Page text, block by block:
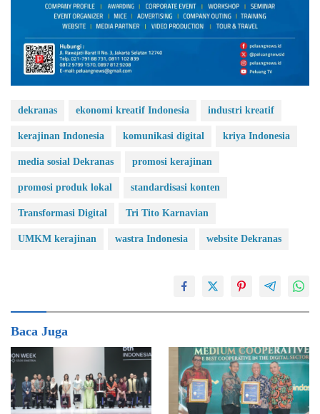
dekranas ekonomi kreatif Indonesia industri kreatif
kerajinan Indonesia komunikasi digital kriya Indonesia
media sosial Dekranas promosi kerajinan
promosi produk lokal standardisasi konten
Transformasi Digital Tri Tito Karnavian
UMKM kerajinan wastra Indonesia website Dekranas
Baca Juga